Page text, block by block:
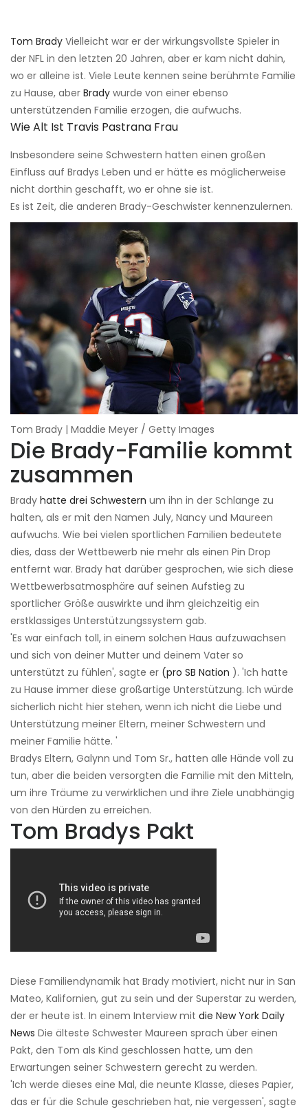
Tom Brady Vielleicht war er der wirkungsvollste Spieler in
der NFL in den letzten 20 Jahren, aber er kam nicht dahin,
wo er alleine ist. Viele Leute kennen seine berühmte Familie
zu Hause, aber Brady wurde von einer ebenso
unterstützenden Familie erzogen, die aufwuchs.
Wie Alt Ist Travis Pastrana Frau
Insbesondere seine Schwestern hatten einen großen
Einfluss auf Bradys Leben und er hätte es möglicherweise
nicht dorthin geschafft, wo er ohne sie ist.
Es ist Zeit, die anderen Brady-Geschwister kennenzulernen.
Tom Brady | Maddie Meyer / Getty Images
Die Brady-Familie kommt
zusammen
Brady hatte drei Schwestern um ihn in der Schlange zu
halten, als er mit den Namen July, Nancy und Maureen
aufwuchs. Wie bei vielen sportlichen Familien bedeutete
dies, dass der Wettbewerb nie mehr als einen Pin Drop
entfernt war. Brady hat darüber gesprochen, wie sich diese
Wettbewerbsatmosphäre auf seinen Aufstieg zu
sportlicher Größe auswirkte und ihm gleichzeitig ein
erstklassiges Unterstützungssystem gab.
'Es war einfach toll, in einem solchen Haus aufzuwachsen
und sich von deiner Mutter und deinem Vater so
unterstützt zu fühlen', sagte er (pro SB Nation ). 'Ich hatte
zu Hause immer diese großartige Unterstützung. Ich würde
sicherlich nicht hier stehen, wenn ich nicht die Liebe und
Unterstützung meiner Eltern, meiner Schwestern und
meiner Familie hätte. '
Bradys Eltern, Galynn und Tom Sr., hatten alle Hände voll zu
tun, aber die beiden versorgten die Familie mit den Mitteln,
um ihre Träume zu verwirklichen und ihre Ziele unabhängig
von den Hürden zu erreichen.
Tom Bradys Pakt
Diese Familiendynamik hat Brady motiviert, nicht nur in San
Mateo, Kalifornien, gut zu sein und der Superstar zu werden,
der er heute ist. In einem Interview mit die New York Daily
News Die älteste Schwester Maureen sprach über einen
Pakt, den Tom als Kind geschlossen hatte, um den
Erwartungen seiner Schwestern gerecht zu werden.
'Ich werde dieses eine Mal, die neunte Klasse, dieses Papier,
das er für die Schule geschrieben hat, nie vergessen', sagte